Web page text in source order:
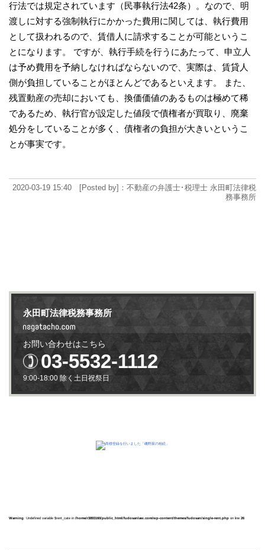
行法では規定されています（民事執行法42条）。なので、明
渡しに対する強制執行にかかった費用に関しては、執行費用
として扱われるので、賃借人に請求することが可能というこ
とになります。 ですが、執行手続を行うにあたって、申立人
は予め費用を予納しなければならないので、実際は、賃貸人
側が負担していることがほとんどであるといえます。 また、
残置動産の売却においても、換価価値のあるものは極めて稀
であるため、執行官が設定した値段で債権者が買取り、廃棄
処分をしていることが多く、債権者の負担が大きいというこ
とが事実です。
2020-03-19 15:40 [Posted by]：不動産の弁護士･税理士 永田町法律税
務事務所
永田町法律税務事務所
お問い合わせはこちら
03-5532-1112
9:00-18:00 除く土日祝祭日
Warning: Undefined variable $rent_cate in /home/r3893160/public_html/fudosanlaw.com/wp-content/themes/fudosan/single-rent.php on line 26